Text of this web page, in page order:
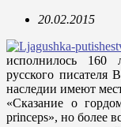
20.02.2015
исполнилось 160
русского
наследии имеют
«Сказание о
princeps», но более